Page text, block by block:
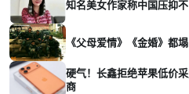
知名美女作家称中国压抑
《父母爱情》《金婚》都
硬气！长鑫拒绝苹果低价
商